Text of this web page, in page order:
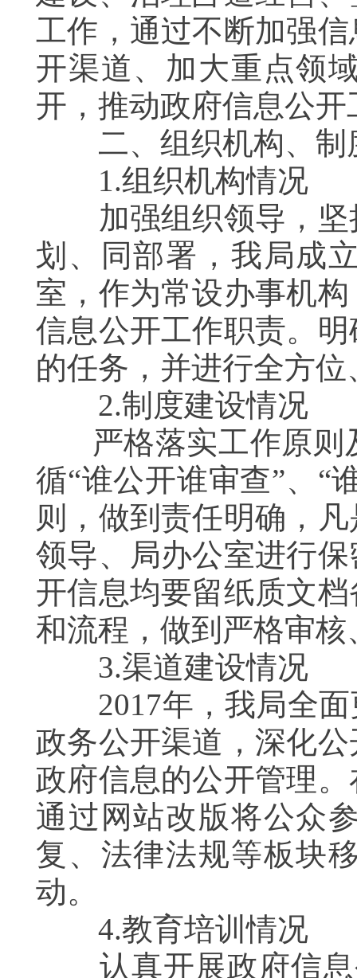
工作，通过不断加强
开渠道、加大重点领
开，推动政府信息公
二、组织机构、制
1.组织机构情况
加强组织领导，坚
划、同部署，我局成
室，作为常设办事机
信息公开工作职责。
的任务，并进行全方
2.制度建设情况
严格落实工作原则
循“谁公开谁审查”、“
则，做到责任明确，
领导、局办公室进行
开信息均要留纸质文
和流程，做到严格审
3.渠道建设情况
2017年，我局全面
政务公开渠道，深化
政府信息的公开管理
通过网站改版将公众
复、法律法规等板块
动。
4.教育培训情况
认真开展政府信息